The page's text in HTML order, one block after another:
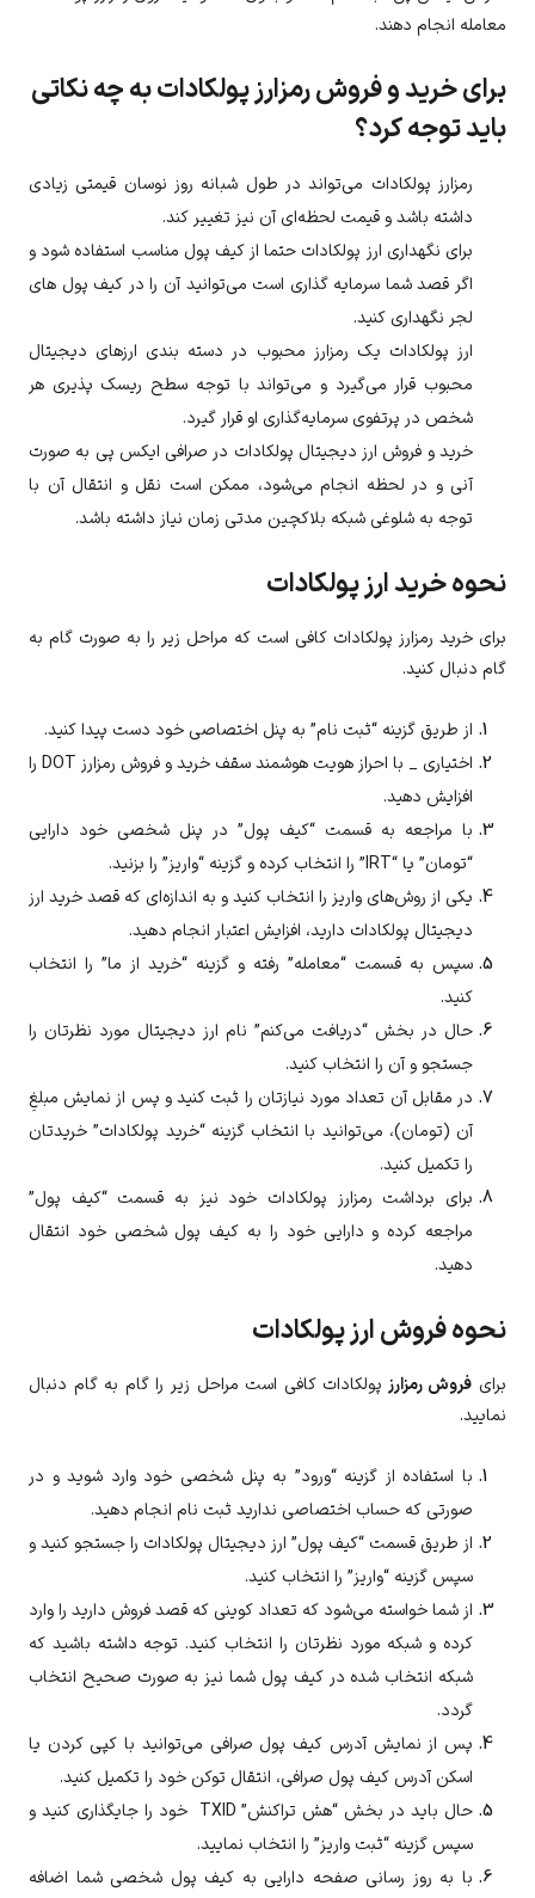
معامله انجام دهند.
برای خرید و فروش رمزارز پولکادات به چه نکاتی
باید توجه کرد؟
رمزارز پولکادات می‌تواند در طول شبانه روز نوسان قیمتی زیادی
داشته باشد و قیمت لحظه‌ای آن نیز تغییر کند.
برای نگهداری ارز پولکادات حتما از کیف پول مناسب استفاده شود و
اگر قصد شما سرمایه گذاری است می‌توانید آن را در کیف پول های
لجر نگهداری کنید.
ارز پولکادات یک رمزارز محبوب در دسته بندی ارزهای دیجیتال
محبوب قرار می‌گیرد و می‌تواند با توجه سطح ریسک پذیری هر
شخص در پرتفوی سرمایه‌گذاری او قرار گیرد.
خرید و فروش ارز دیجیتال پولکادات در صرافی ایکس پی به صورت
آنی و در لحظه انجام می‌شود، ممکن است نقل و انتقال آن با
توجه به شلوغی شبکه بلاکچین مدتی زمان نیاز داشته باشد.
نحوه خرید ارز پولکادات
برای خرید رمزارز پولکادات کافی است که مراحل زیر را به صورت گام به
گام دنبال کنید.
از طریق گزینه “ثبت نام” به پنل اختصاصی خود دست پیدا کنید.
اختیاری _ با احراز هویت هوشمند سقف خرید و فروش رمزارز DOT را
افزایش دهید.
با مراجعه به قسمت “کیف پول” در پنل شخصی خود دارایی
“تومان” یا “IRT” را انتخاب کرده و گزینه “واریز” را بزنید.
یکی از روش‌های واریز را انتخاب کنید و به اندازه‌ای که قصد خرید ارز
دیجیتال پولکادات دارید، افزایش اعتبار انجام دهید.
سپس به قسمت “معامله” رفته و گزینه “خرید از ما” را انتخاب
کنید.
حال در بخش “دریافت می‌کنم” نام ارز دیجیتال مورد نظرتان را
جستجو و آن را انتخاب کنید.
در مقابل آن تعداد مورد نیازتان را ثبت کنید و پس از نمایش مبلغِ
آن (تومان)، می‌توانید با انتخاب گزینه “خرید پولکادات” خریدتان
را تکمیل کنید.
برای برداشت رمزارز پولکادات خود نیز به قسمت “کیف پول”
مراجعه کرده و دارایی خود را به کیف پول شخصی خود انتقال
دهید.
نحوه فروش ارز پولکادات
برای فروش رمزارز پولکادات کافی است مراحل زیر را گام به گام دنبال
نمایید.
با استفاده از گزینه “ورود” به پنل شخصی خود وارد شوید و در
صورتی که حساب اختصاصی ندارید ثبت نام انجام دهید.
از طریق قسمت “کیف پول” ارز دیجیتال پولکادات را جستجو کنید و
سپس گزینه “واریز” را انتخاب کنید.
از شما خواسته می‌شود که تعداد کوینی که قصد فروش دارید را وارد
کرده و شبکه مورد نظرتان را انتخاب کنید. توجه داشته باشید که
شبکه انتخاب شده در کیف پول شما نیز به صورت صحیح انتخاب
گردد.
پس از نمایش آدرس کیف پول صرافی می‌توانید با کپی کردن یا
اسکن آدرس کیف پول صرافی، انتقال توکن خود را تکمیل کنید.
حال باید در بخش “هش تراکنش” TXID خود را جایگذاری کنید و
سپس گزینه “ثبت واریز” را انتخاب نمایید.
با به روز رسانی صفحه دارایی به کیف پول شخصی شما اضافه